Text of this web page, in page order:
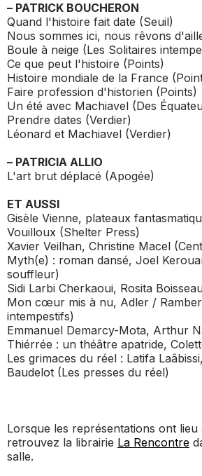
– PATRICK BOUCHERON
Quand l'histoire fait date (Seuil)
Nous sommes ici, nous rêvons
Boule à neige (Les Solitaires
Ce que peut l'histoire (Points)
Histoire mondiale de la France
Faire profession d'historien (Points)
Un été avec Machiavel (Des
Prendre dates (Verdier)
Léonard et Machiavel (Verdier)
– PATRICIA ALLIO
L'art brut déplacé (Apogée)
ET AUSSI
Gisèle Vienne, plateaux
Vouilloux (Shelter Press)
Xavier Veilhan, Christine Macel
Myth(e) : roman dansé, Joel
souffleur)
Sidi Larbi Cherkaoui, Rosita
Mon cœur mis à nu, Adler /
intempestifs)
Emmanuel Demarcy-Mota, Arthur
Thiérrée : un théâtre apatride,
Les grimaces du réel : Latifa Laâbissi
Baudelot (Les presses du réel)
Lorsque les représentations ont lieu
retrouvez la librairie La Rencontre
salle.